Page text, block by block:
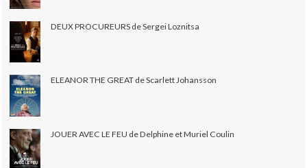
DEUX PROCUREURS de Sergei Loznitsa
ELEANOR THE GREAT de Scarlett Johansson
JOUER AVEC LE FEU de Delphine et Muriel Coulin